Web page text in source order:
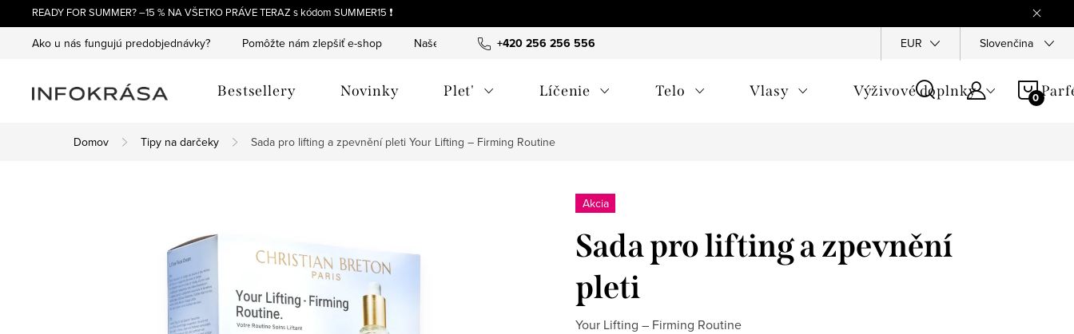
na
obsah
READY FOR SUMMER? –15 % NA VŠETKO PRÁVE TERAZ s kódom SUMMER15 ❗
+420 256 256 556
Ako u nás fungujú predobjednávky? Pomôžte nám zlepšiť e-shop Naše tipy a príbehy O nás Ochrana osobních údajů Všeobecné
EUR Slovenčina
Bestsellery Novinky Plet' Líčenie Telo Vlasy Výživové doplnky
Domov Tipy na darčeky Sada pro lifting a zpevnění pleti Your Lifting – Firming Routine
Akcia
Sada pro lifting a zpevnění
pleti
Your Lifting – Firming Routine